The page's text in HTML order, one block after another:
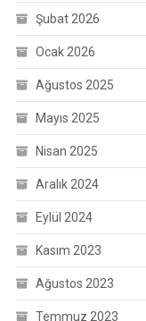
Şubat 2026
Ocak 2026
Ağustos 2025
Mayıs 2025
Nisan 2025
Aralık 2024
Eylül 2024
Kasım 2023
Ağustos 2023
Temmuz 2023